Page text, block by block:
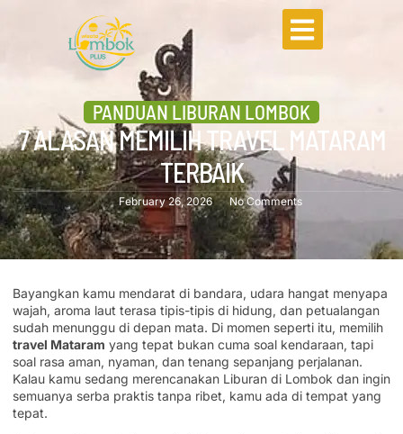
PANDUAN LIBURAN LOMBOK
7 ALASAN MEMILIH TRAVEL MATARAM
TERBAIK
February 26, 2026 No Comments
Bayangkan kamu mendarat di bandara, udara hangat menyapa
wajah, aroma laut terasa tipis-tipis di hidung, dan petualangan
sudah menunggu di depan mata. Di momen seperti itu, memilih
travel Mataram yang tepat bukan cuma soal kendaraan, tapi
soal rasa aman, nyaman, dan tenang sepanjang perjalanan.
Kalau kamu sedang merencanakan Liburan di Lombok dan ingin
semuanya serba praktis tanpa ribet, kamu ada di tempat yang
tepat.